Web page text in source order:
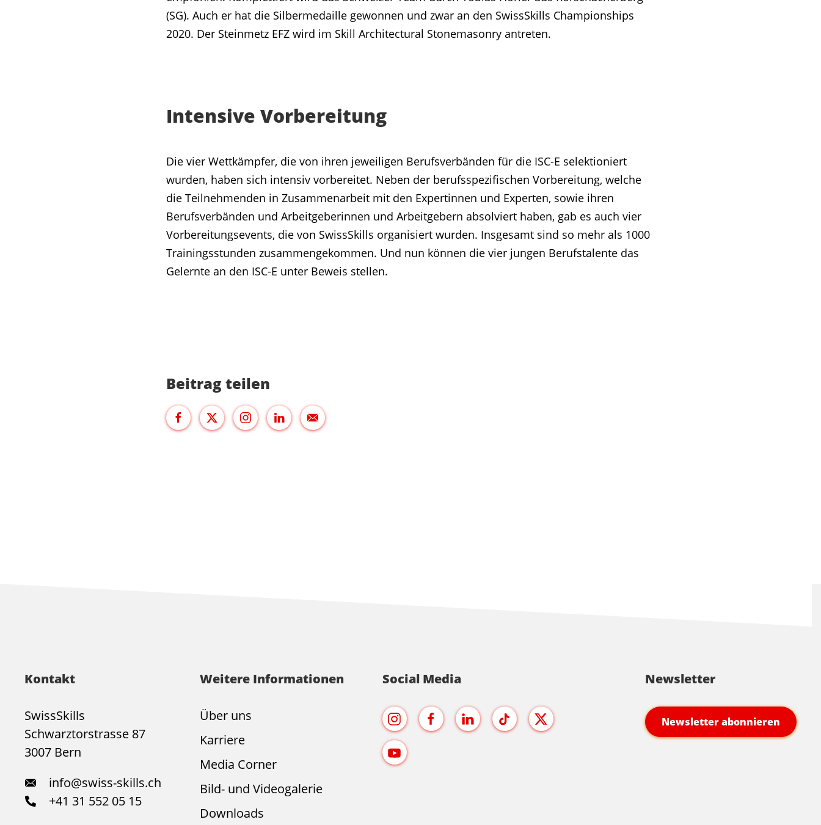
(SG). Auch er hat die Silbermedaille gewonnen und zwar an den SwissSkills Championships
2020. Der Steinmetz EFZ wird im Skill Architectural Stonemasonry antreten.
Intensive Vorbereitung
Die vier Wettkämpfer, die von ihren jeweiligen Berufsverbänden für die ISC-E selektioniert
wurden, haben sich intensiv vorbereitet. Neben der berufsspezifischen Vorbereitung, welche
die Teilnehmenden in Zusammenarbeit mit den Expertinnen und Experten, sowie ihren
Berufsverbänden und Arbeitgeberinnen und Arbeitgebern absolviert haben, gab es auch vier
Vorbereitungsevents, die von SwissSkills organisiert wurden. Insgesamt sind so mehr als 1000
Trainingsstunden zusammengekommen. Und nun können die vier jungen Berufstalente das
Gelernte an den ISC-E unter Beweis stellen.
Beitrag teilen
Kontakt
SwissSkills
Schwarztorstrasse 87
3007 Bern
info@swiss-skills.ch
+41 31 552 05 15
Weitere Informationen
Über uns
Karriere
Media Corner
Bild- und Videogalerie
Downloads
Social Media Newsletter
Newsletter abonnieren